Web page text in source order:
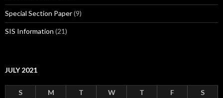
Special Section Paper(9)
SIS Information (21)
JULY 2021
S M T W T F
S